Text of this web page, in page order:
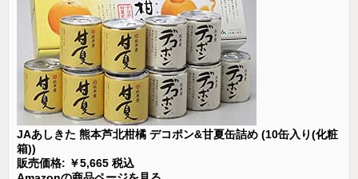
JAあしきた 熊本芦北柑橘 デコポン&甘夏缶詰め (10缶入り(化粧
箱))
販売価格: ￥5,665 税込